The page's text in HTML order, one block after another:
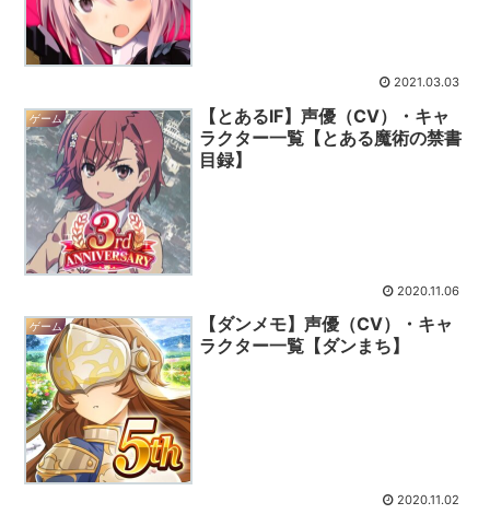
2021.03.03
ゲーム
【とあるIF】声優（CV）・キャ
ラクター一覧【とある魔術の禁書
目録】
2020.11.06
ゲーム
【ダンメモ】声優（CV）・キャ
ラクター一覧【ダンまち】
2020.11.02